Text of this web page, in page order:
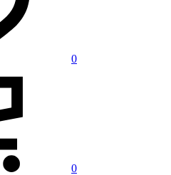
0
0